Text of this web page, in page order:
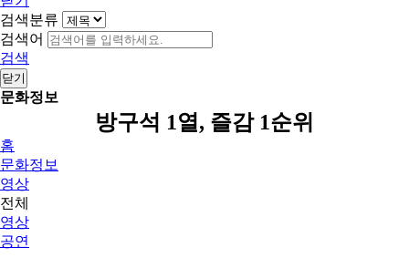
검색분류
검색어
검색
닫기
문화정보
방구석 1열, 즐감 1순위
홈
문화정보
영상
전체
영상
공연